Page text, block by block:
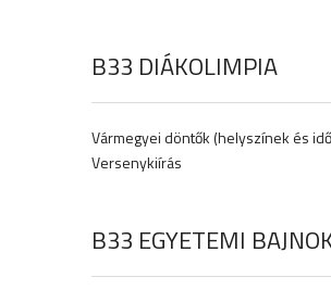
B33 DIÁKOLIMPIA
Vármegyei döntők (helyszínek és
Versenykiírás
B33 EGYETEMI